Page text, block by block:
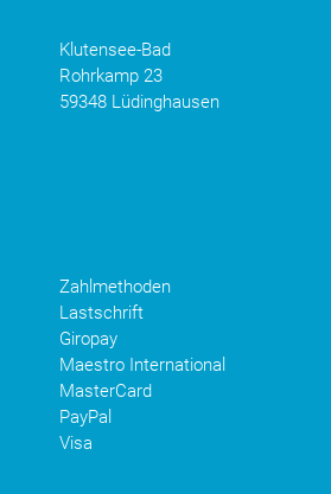
Klutensee-Bad
Rohrkamp 23
59348 Lüdinghausen
Zahlmethoden
Lastschrift
Giropay
Maestro International
MasterCard
PayPal
Visa